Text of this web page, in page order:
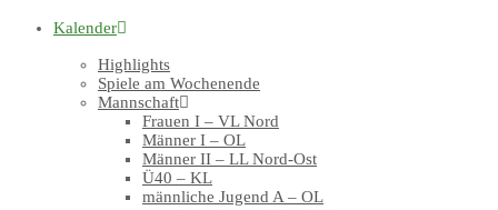
Kalender
Highlights
Spiele am Wochenende
Mannschaft
Frauen I – VL Nord
Männer I – OL
Männer II – LL Nord-Ost
Ü40 – KL
männliche Jugend A – OL